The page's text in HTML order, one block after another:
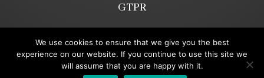
GTPR
Κοινωνικά Δίκτυα
We use cookies to ensure that we give you the best
experience on our website. If you continue to use this site we
will assume that you are happy with it.
Viber